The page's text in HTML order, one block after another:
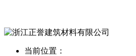
当前位置：